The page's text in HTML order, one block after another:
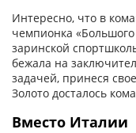
Интересно, что в
чемпионка «Большого
заринской
бежала на
задачей, принеся
Золото досталось
Вместо Италии